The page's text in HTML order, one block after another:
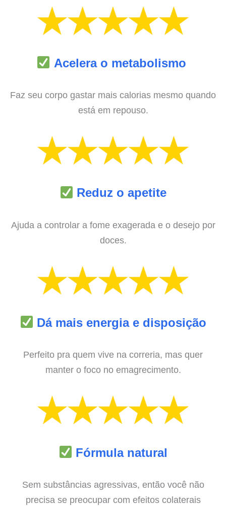
Acelera o metabolismo
Faz seu corpo gastar mais calorias mesmo quando
está em repouso.
Reduz o apetite
Ajuda a controlar a fome exagerada e o desejo por
doces.
Dá mais energia e disposição
Perfeito pra quem vive na correria, mas quer
manter o foco no emagrecimento.
Fórmula natural
Sem substâncias agressivas, então você não
precisa se preocupar com efeitos colaterais